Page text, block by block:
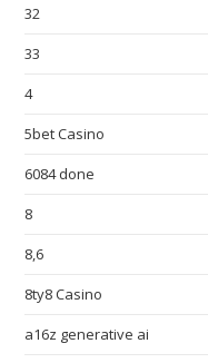
32
33
4
5bet Casino
6084 done
8
8,6
8ty8 Casino
a16z generative ai